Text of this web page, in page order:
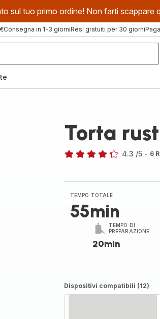
sul tuo primo ordine! Non farti scappare
Consegna in 1-3 giorniResi gratuiti per 30 giorni
Torta
4.3 /5 - 6
TEMPO TOTALE
55min
TEMPO DI
PREPARAZIONE
20min
Dispositivi compatibili (12)